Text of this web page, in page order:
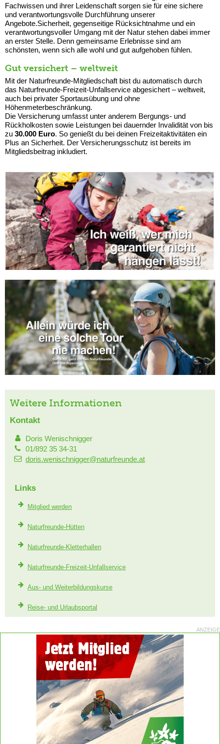
Fachwissen und ihrer Leidenschaft sorgen sie für eine sichere
und verantwortungsvolle Durchführung unserer
Angebote.Sicherheit, gegenseitige Rücksichtnahme und ein
verantwortungsvoller Umgang mit der Natur stehen dabei immer
an erster Stelle. Denn gemeinsame Erlebnisse sind am
schönsten, wenn sich alle wohl und gut aufgehoben fühlen.
Gut versichert – weltweit
Mit der Naturfreunde-Mitgliedschaft bist du automatisch durch
das Naturfreunde-Freizeit-Unfallservice abgesichert – weltweit,
auch bei privater Sportausübung und ohne
Höhenmeterbeschränkung.
Die Versicherung umfasst unter anderem Bergungs- und
Rückholkosten sowie Leistungen bei dauernder Invalidität von bis
zu 30.000 Euro. So genießt du bei deinen Freizeitaktivitäten ein
Plus an Sicherheit. Der Versicherungsschutz ist bereits im
Mitgliedsbeitrag inkludiert.
Weitere Informationen
Kontakt
Doris Wenischnigger
01/892 35 34-31
doris.wenischnigger@naturfreunde.at
Links
Mitglied werden
Naturfreunde-Hütten
Naturfreunde-Kletterhallen
Naturfreunde-Freizeit-Unfallservice
Aus- und Weiterbildungskurse
Reise- und Urlaubsportal
ANZEIGE